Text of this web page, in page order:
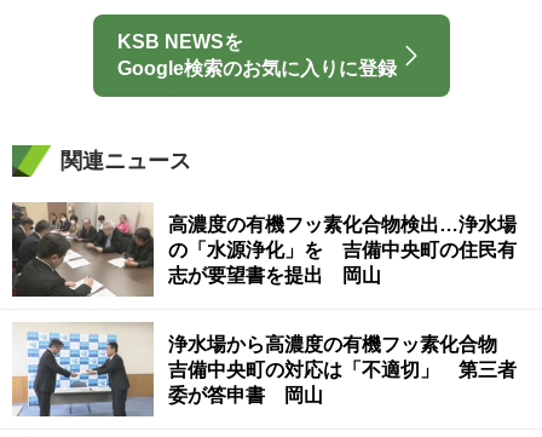
KSB NEWSを
Google検索のお気に入りに登録
関連ニュース
高濃度の有機フッ素化合物検出…浄水場
の「水源浄化」を 吉備中央町の住民有
志が要望書を提出 岡山
浄水場から高濃度の有機フッ素化合物
吉備中央町の対応は「不適切」 第三者
委が答申書 岡山